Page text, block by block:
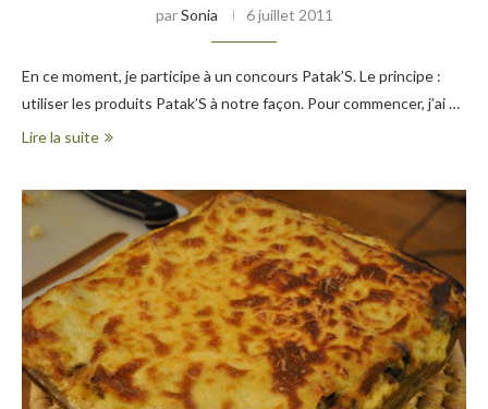
parSonia 6 juillet 2011
En ce moment, je participe à un concours Patak’S. Le principe :
utiliser les produits Patak’S à notre façon. Pour commencer, j’ai …
Lire la suite